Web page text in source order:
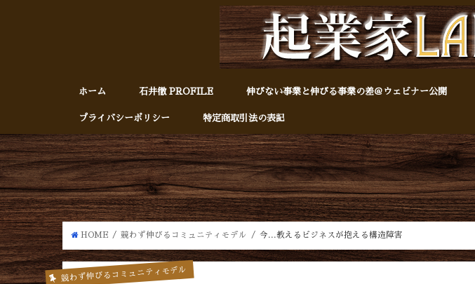
ホーム 石井徹 PROFILE 伸びない事業と伸びる事業の差＠ウェビナー公開
プライバシーポリシー 特定商取引法の表記
HOME 競わず伸びるコミュニティモデル 今...教えるビジネスが抱える構造障害
競わず伸びるコミュニティモデル